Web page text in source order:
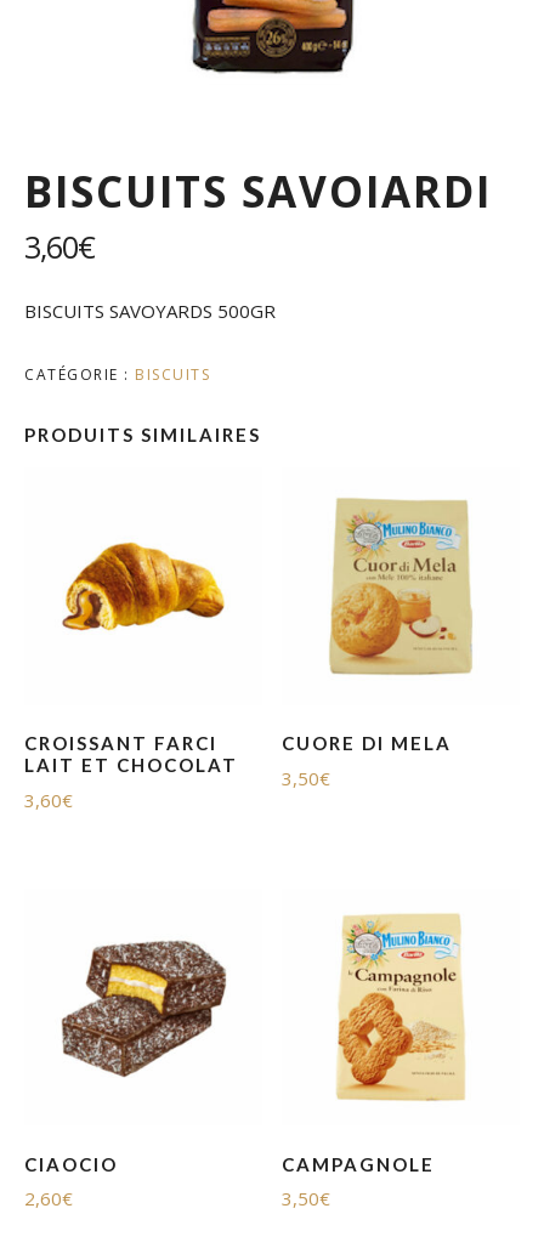
BISCUITS SAVOIARDI
3,60€
BISCUITS SAVOYARDS 500GR
CATÉGORIE : BISCUITS
PRODUITS SIMILAIRES
CROISSANT FARCI
LAIT ET CHOCOLAT
3,60€
CUORE DI MELA
3,50€
CIAOCIO
2,60€
CAMPAGNOLE
3,50€